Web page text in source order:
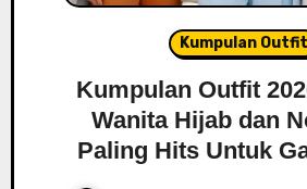
Kumpulan Outfit
Kumpulan Outfit
Wanita Hijab dan
Paling Hits Untuk